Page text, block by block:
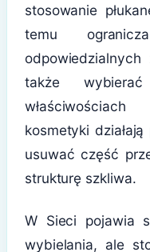
stosowanie
temu
także
kosmetyki
usuwać część
strukturę szkliwa.
W Sieci pojawia
wybielania, ale